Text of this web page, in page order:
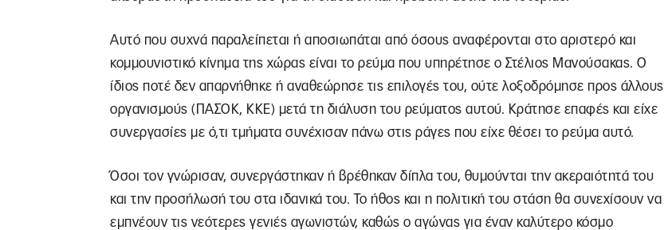
Αυτό που συχνά παραλείπεται ή αποσιωπάται από όσους αναφέρονται στο αριστερό και
κομμουνιστικό κίνημα της χώρας είναι το ρεύμα που υπηρέτησε ο Στέλιος Μανούσακας. Ο
ίδιος ποτέ δεν απαρνήθηκε ή αναθεώρησε τις επιλογές του, ούτε λοξοδρόμησε προς άλλους
οργανισμούς (ΠΑΣΟΚ, ΚΚΕ) μετά τη διάλυση του ρεύματος αυτού. Κράτησε επαφές και είχε
συνεργασίες με ό,τι τμήματα συνέχισαν πάνω στις ράγες που είχε θέσει το ρεύμα αυτό.
Όσοι τον γνώρισαν, συνεργάστηκαν ή βρέθηκαν δίπλα του, θυμούνται την ακεραιότητά του
και την προσήλωσή του στα ιδανικά του. Το ήθος και η πολιτική του στάση θα συνεχίσουν να
εμπνέουν τις νεότερες γενιές αγωνιστών, καθώς ο αγώνας για έναν καλύτερο κόσμο